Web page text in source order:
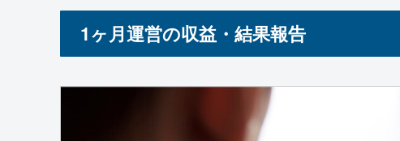
1ヶ月運営の収益・結果報告